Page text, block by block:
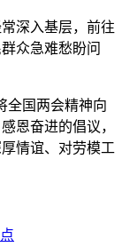
深入基层，前往
众急难愁盼问
国两会精神向
恩奋进的倡议，
情谊、对劳模工